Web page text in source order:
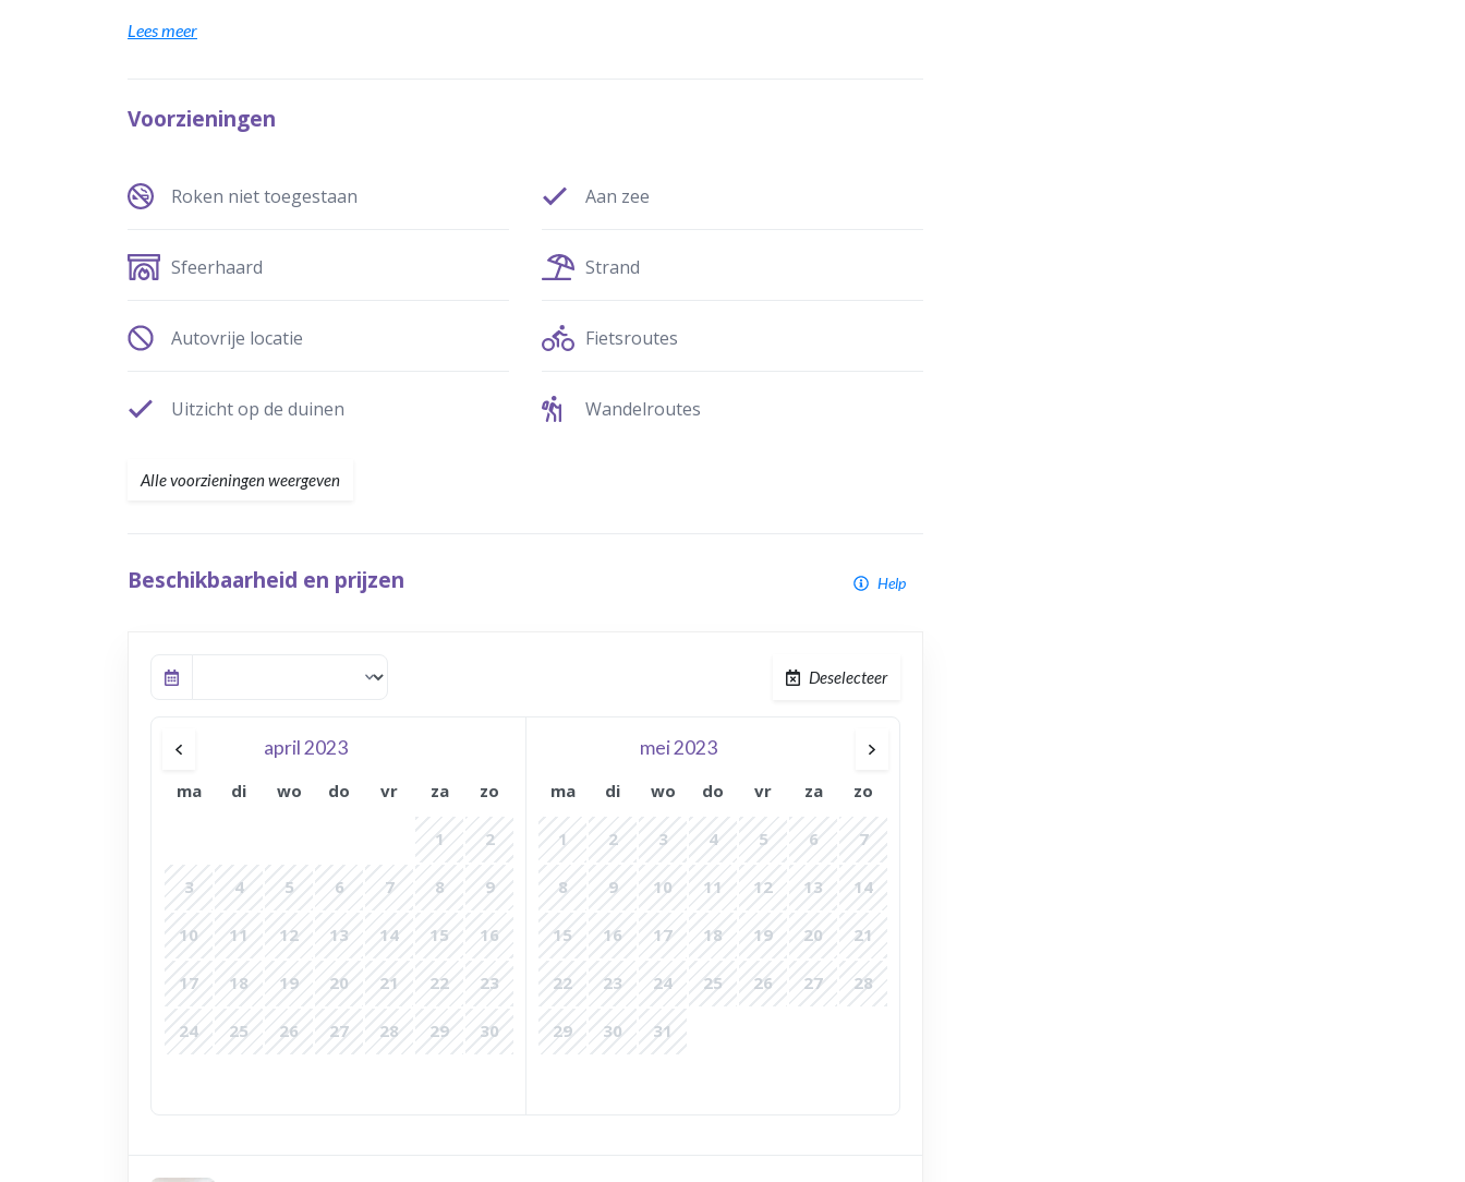
Lees meer
Voorzieningen
Roken niet toegestaan
Sfeerhaard
Autovrije locatie
Uitzicht op de duinen
Aan zee
Strand
Fietsroutes
Wandelroutes
Alle voorzieningen weergeven
Beschikbaarheid en prijzen Help
Deselecteer
april 2023
ma di wo do vr za zo
1 2
3 4 5 6 7 8 9
10 11 12 13 14 15 16
17 18 19 20 21 22 23
24 25 26 27 28 29 30
mei 2023
ma di wo do vr za zo
1 2 3 4 5 6 7
8 9 10 11 12 13 14
15 16 17 18 19 20 21
22 23 24 25 26 27 28
29 30 31